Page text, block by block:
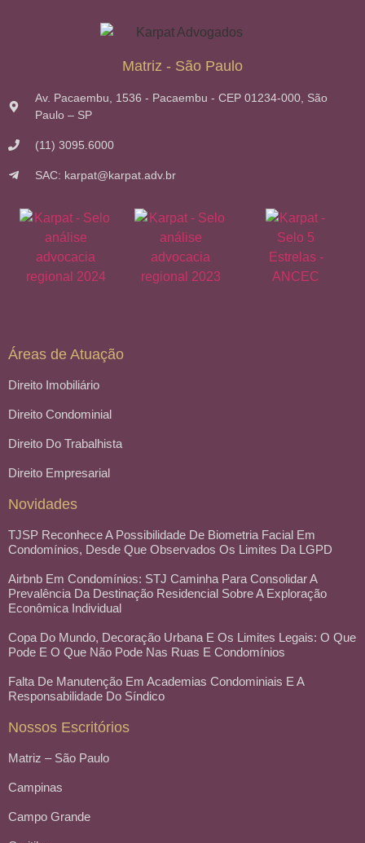
Matriz - São Paulo
Av. Pacaembu, 1536 - Pacaembu - CEP 01234-000, São
Paulo – SP
(11) 3095.6000
SAC: karpat@karpat.adv.br
Áreas de Atuação
Direito Imobiliário
Direito Condominial
Direito Do Trabalhista
Direito Empresarial
Novidades
TJSP Reconhece A Possibilidade De Biometria Facial Em
Condomínios, Desde Que Observados Os Limites Da LGPD
Airbnb Em Condomínios: STJ Caminha Para Consolidar A
Prevalência Da Destinação Residencial Sobre A Exploração
Econômica Individual
Copa Do Mundo, Decoração Urbana E Os Limites Legais: O Que
Pode E O Que Não Pode Nas Ruas E Condomínios
Falta De Manutenção Em Academias Condominiais E A
Responsabilidade Do Síndico
Nossos Escritórios
Matriz – São Paulo
Campinas
Campo Grande